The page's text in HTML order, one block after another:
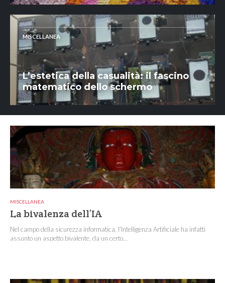
MISCELLANEA
L’estetica della casualità: il fascino
matematico dello schermo
MISCELLANEA
La bivalenza dell’IA
Nel campo della sicurezza informatica, l’Intelligenza Artificiale ha infatti
assunto un aspetto bivalente, da un certo...